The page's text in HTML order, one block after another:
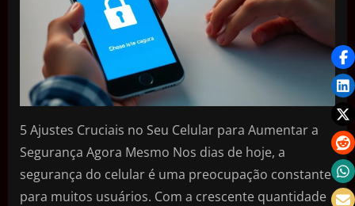
5 Ajustes Cruciais no Seu Celular para Aumentar a
Segurança Agora Mesmo Nos dias de hoje, a
segurança do celular é uma preocupação constante
para muitos usuários. Com a crescente quantidade